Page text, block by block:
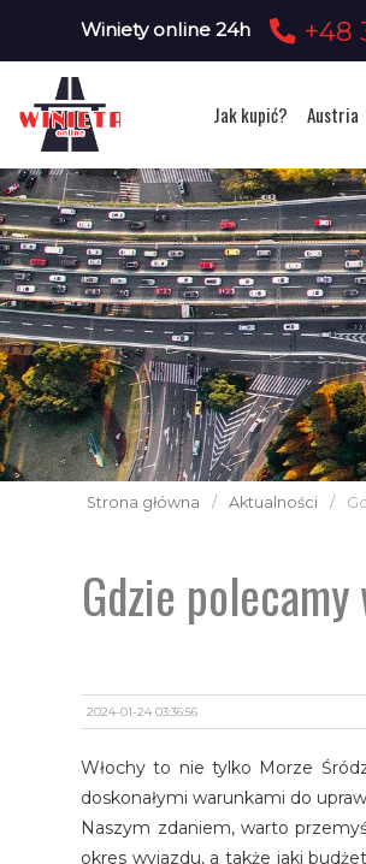
Winiety online 24h +48
Jak kupić? Austria
Strona główna / Aktualności /
Gdzie
2024-01-24 03:36:56
Włochy to nie tylko Morze
doskonałymi warunkami do
Naszym zdaniem, warto
okres wyjazdu, a także jaki